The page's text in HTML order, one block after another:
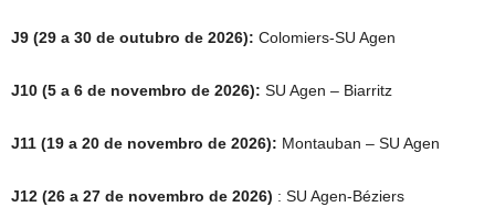
J9 (29 a 30 de outubro de 2026): Colomiers-SU Agen
J10 (5 a 6 de novembro de 2026): SU Agen – Biarritz
J11 (19 a 20 de novembro de 2026): Montauban – SU Agen
J12 (26 a 27 de novembro de 2026) : SU Agen-Béziers